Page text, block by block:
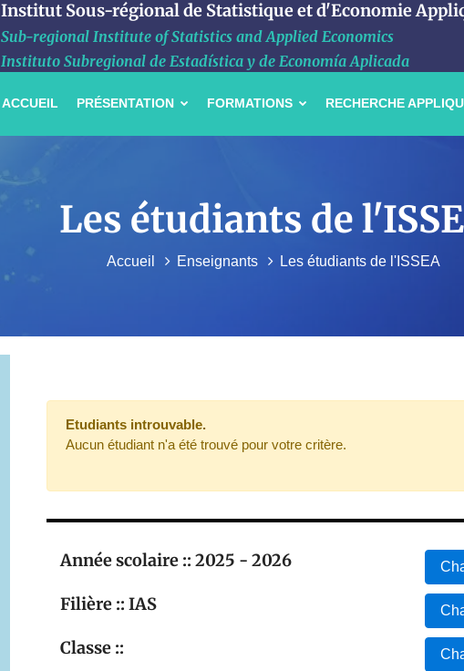
Institut Sous-régional de Statistique et d'Economie
Sub-regional Institute of Statistics and Applied Economics
Instituto Subregional de Estadística y de Economía Aplicada
ACCUEIL PRÉSENTATION FORMATIONS RECHERCHE
Les étudiants de
Accueil Enseignants Les étudiants de l'ISSEA
Etudiants introuvable.
Aucun étudiant n'a été trouvé pour votre critère.
Année scolaire :: 2025 - 2026
Filière :: IAS
Classe ::